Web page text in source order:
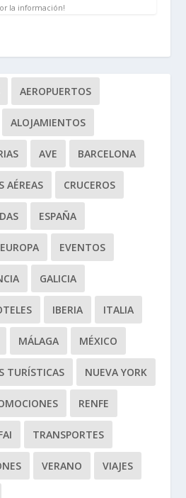
la información!
AEROPUERTOS
ALOJAMIENTOS
AVE BARCELONA
AÉREAS CRUCEROS
ESPAÑA
EUROPA EVENTOS
GALICIA
IBERIA ITALIA
MÁLAGA MÉXICO
TURÍSTICAS NUEVA YORK
RENFE
TRANSPORTES
VERANO VIAJES